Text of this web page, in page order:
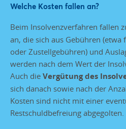
Welche Kosten fallen an?
Beim Insolvenzverfahren fallen
an, die sich aus Gebühren
oder Zustellgebühren) und
werden nach dem Wert der
Auch die Vergütung des
sich danach sowie nach der
Kosten sind nicht mit einer
Restschuldbefreiung abgegolten.